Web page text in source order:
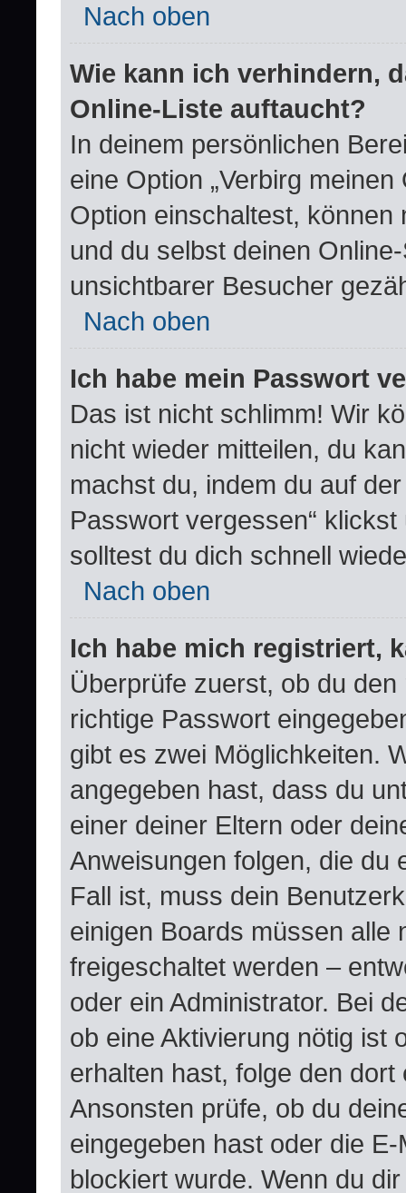
Nach oben
Wie kann ich verhindern,
Online-Liste auftaucht?
In deinem persönlichen
eine Option „Verbirg
Option einschaltest, können
und du selbst deinen
unsichtbarer Besucher
Nach oben
Ich habe mein Passwort
Das ist nicht schlimm! Wir
nicht wieder mitteilen, du
machst du, indem du auf
Passwort vergessen“
solltest du dich schnell
Nach oben
Ich habe mich registriert,
Überprüfe zuerst, ob du
richtige Passwort
gibt es zwei Möglichkeiten.
angegeben hast, dass du
einer deiner Eltern oder
Anweisungen folgen, die du
Fall ist, muss dein
einigen Boards müssen alle
freigeschaltet werden –
oder ein Administrator. Bei
ob eine Aktivierung nötig ist
erhalten hast, folge den
Ansonsten prüfe, ob du
eingegeben hast oder die
blockiert wurde. Wenn du